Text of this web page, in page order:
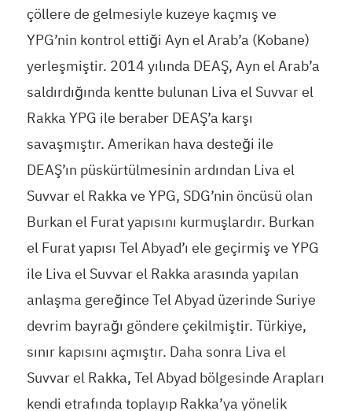
çöllere de gelmesiyle kuzeye kaçmış ve
YPG’nin kontrol ettiği Ayn el Arab’a (Kobane)
yerleşmiştir. 2014 yılında DEAŞ, Ayn el Arab’a
saldırdığında kentte bulunan Liva el Suvvar el
Rakka YPG ile beraber DEAŞ’a karşı
savaşmıştır. Amerikan hava desteği ile
DEAŞ’ın püskürtülmesinin ardından Liva el
Suvvar el Rakka ve YPG, SDG’nin öncüsü olan
Burkan el Furat yapısını kurmuşlardır. Burkan
el Furat yapısı Tel Abyad’ı ele geçirmiş ve YPG
ile Liva el Suvvar el Rakka arasında yapılan
anlaşma gereğince Tel Abyad üzerinde Suriye
devrim bayrağı göndere çekilmiştir. Türkiye,
sınır kapısını açmıştır. Daha sonra Liva el
Suvvar el Rakka, Tel Abyad bölgesinde Arapları
kendi etrafında toplayıp Rakka’ya yönelik